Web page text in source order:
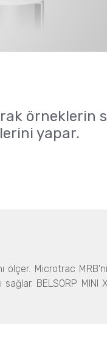
örneklerin
yapar.
ölçer. Microtrac
BELSORP